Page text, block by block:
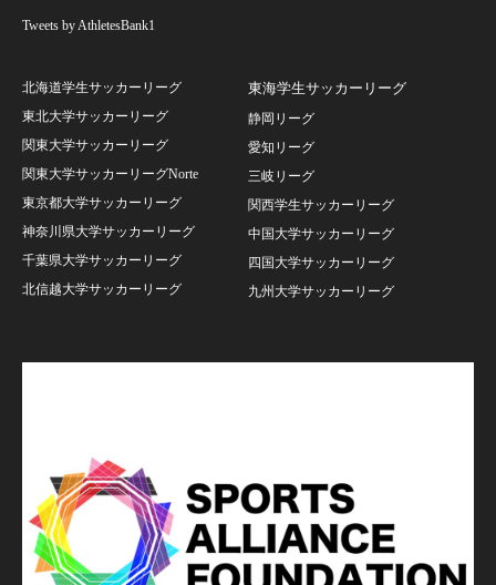
Tweets by AthletesBank1
北海道学生サッカーリーグ
東北大学サッカーリーグ
関東大学サッカーリーグ
関東大学サッカーリーグNorte
東京都大学サッカーリーグ
神奈川県大学サッカーリーグ
千葉県大学サッカーリーグ
北信越大学サッカーリーグ
東海学生サッカーリーグ
静岡リーグ
愛知リーグ
三岐リーグ
関西学生サッカーリーグ
中国大学サッカーリーグ
四国大学サッカーリーグ
九州大学サッカーリーグ